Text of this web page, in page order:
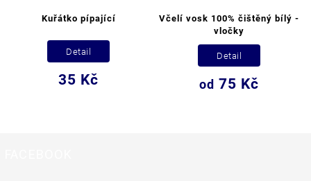
Kuřátko pípající
35 Kč
Detail
Včelí vosk 100% čištěný bílý -
vločky
od 75 Kč
Detail